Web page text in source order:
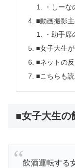
・しー
■動画撮影
・助手
■女子大生
■ネットの
■こちらも
■女子大生の
飲酒運転する